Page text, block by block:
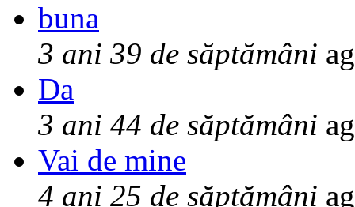
buna
3 ani 39 de săptămâni
Da
3 ani 44 de săptămâni
Vai de mine
4 ani 25 de săptămâni